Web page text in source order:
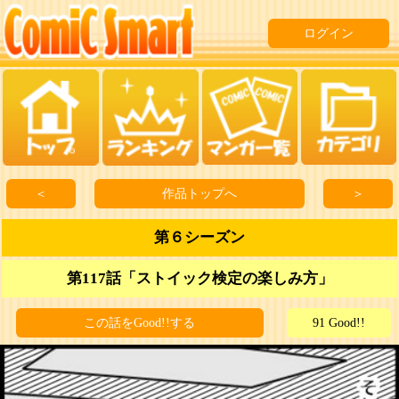
ログイン
＜ 作品トップへ ＞
第６シーズン
第117話「ストイック検定の楽しみ方」
この話をGood!!する 91 Good!!